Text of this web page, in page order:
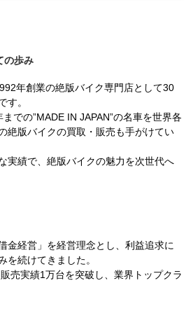
の歩み
年創業の絶版バイク専門店として30
す。
での”MADE IN JAPAN”の名車を世界各
絶版バイクの買取・販売も手がけてい
実績で、絶版バイクの魅力を次世代へ
金経営」を経営理念とし、利益追求に
を続けてきました。
売実績1万台を突破し、業界トップクラ